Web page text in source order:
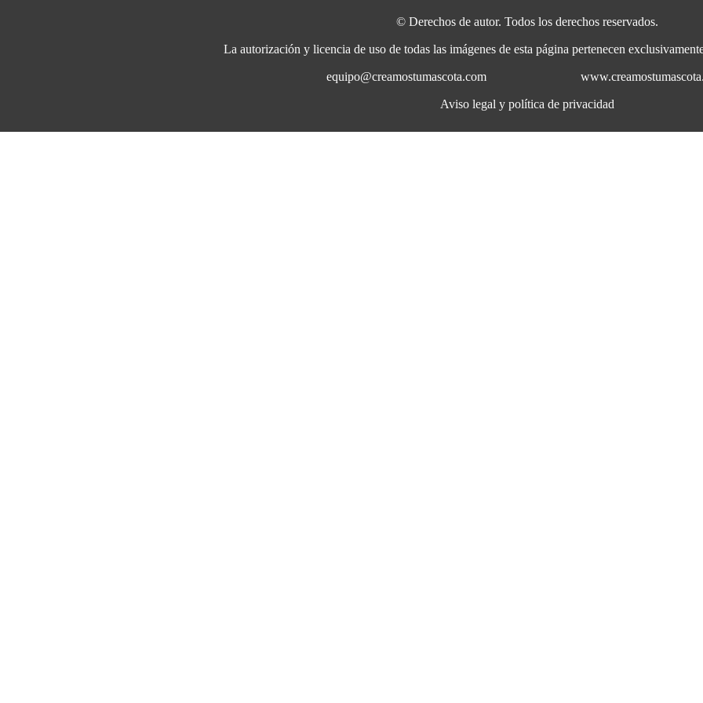
© Derechos de autor. Todos los derechos reservados.
La autorización y licencia de uso de todas las imágenes de esta página pertenecen
equipo@creamostumascota.com
Aviso legal y política de privacidad